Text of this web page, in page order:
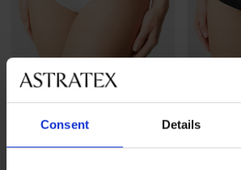
Consent Details